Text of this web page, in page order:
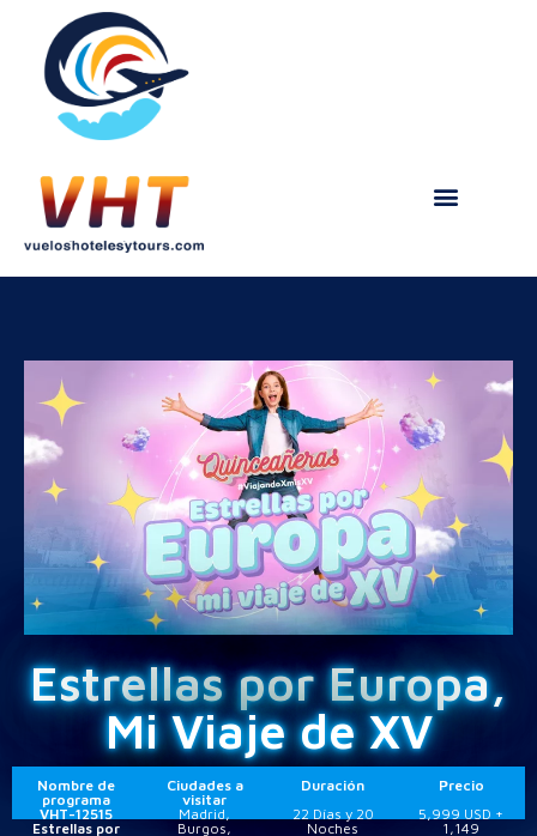
Estrellas por Europa,
Mi Viaje de XV
Nombre de
programa
Ciudades a
visitar
Duración
Precio
VHT-12515
Estrellas por
Madrid,
Burgos,
22 Días y 20
Noches
5,999 USD +
1,149